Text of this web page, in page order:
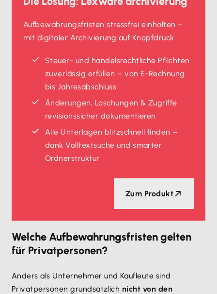
Aufbewahrungsfristen stressfrei einhalten –
mit digitaler Archivierung auf Knopfdruck
Steuer- und handelsrechtliche Pflichten
zuverlässig erfüllen – von E-Rechnung
bis Jahresabschluss
Änderungen, Löschungen & Zugriffe
revisionssicher dokumentieren
Alle Unterlagen blitzschnell finden –
dank Volltextsuche und smarter
Ordnerstruktur
Zum Produkt
Welche Aufbewahrungsfristen gelten
für Privatpersonen?
Anders als Unternehmer und Kaufleute sind
Privatpersonen grundsätzlich nicht von den